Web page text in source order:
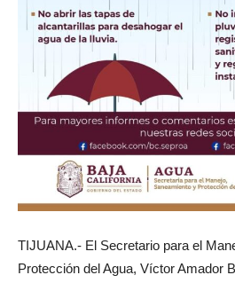
TIJUANA.- El Secretario para el
Protección del Agua, Víctor Amador